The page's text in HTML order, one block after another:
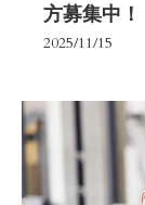
方募集中！
2025/11/15